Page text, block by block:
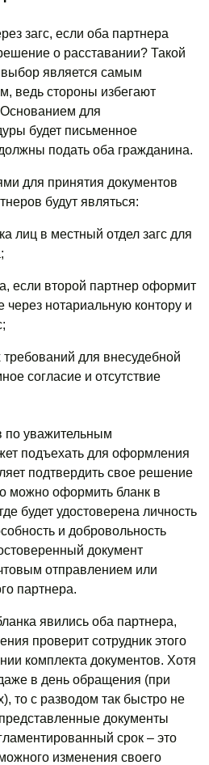
загс, если оба партнера
о расставании? Такой
является самым
ведь стороны избегают
для
будет письменное
подать оба гражданина.
для принятия документов
будут являться:
лиц в местный отдел загс для
если второй партнер оформит
через нотариальную контору и
для внесудебной
согласие и отсутствие
по уважительным
подъехать для оформления
подтвердить свое решение
можно оформить бланк в
будет удостоверена личность
и добровольность
документ
отправлением или
партнера.
явились оба партнера,
проверит сотрудник этого
комплекта документов. Хотя
в день обращения (при
то с разводом так быстро не
документы
срок – это
изменения своего